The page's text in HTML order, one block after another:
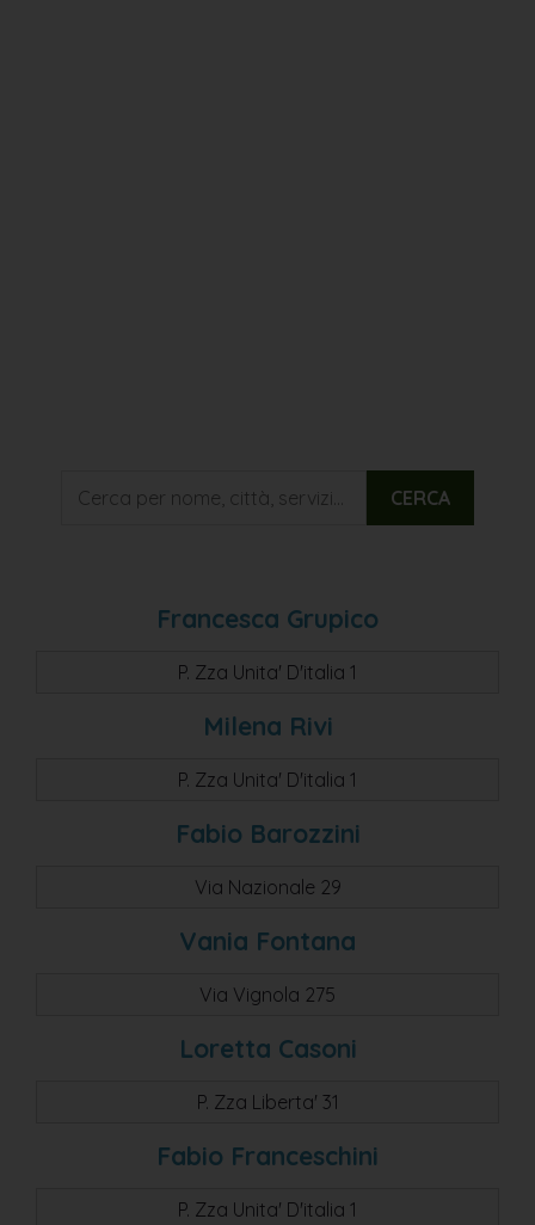
CERCA
Francesca Grupico
P. Zza Unita' D'italia 1
Milena Rivi
P. Zza Unita' D'italia 1
Fabio Barozzini
Via Nazionale 29
Vania Fontana
Via Vignola 275
Loretta Casoni
P. Zza Liberta' 31
Fabio Franceschini
P. Zza Unita' D'italia 1